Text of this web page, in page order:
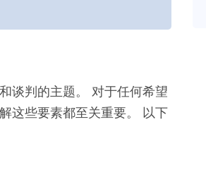
谈判的主题。 对于任何希望
这些要素都至关重要。 以下